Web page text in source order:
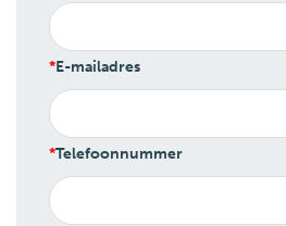
E-mailadres
Telefoonnummer